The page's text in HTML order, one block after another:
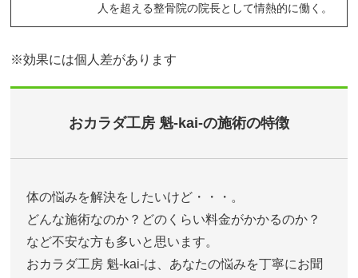
人を超える整骨院の院長として情熱的に働く。
※効果には個人差があります
おカラダ工房 魁-kai-の施術の特徴
体の悩みを解決をしたいけど・・・。
どんな施術なのか？どのくらい料金がかかるのか？
など不安な方も多いと思います。
おカラダ工房 魁-kai-は、あなたの悩みを丁寧にお聞